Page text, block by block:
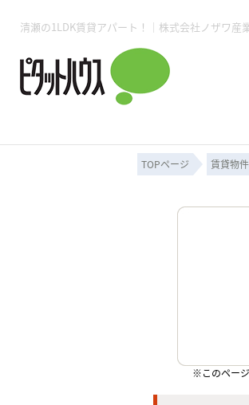
清瀬の1LDK賃貸アパート！｜株式会社ノザワ産
所沢賃貸TOP
月極駐車場
賃貸管理業務
入居者様用ページTOP
売買物件一覧
無料売却査定
必要な書類
会社概要
ピタットハウス所沢店
ご来店予約
TOPページ 賃貸物
※このペー